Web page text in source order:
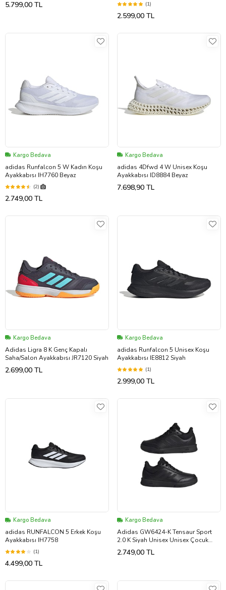
5.799,00 TL (1)
2.599,00 TL
Kargo Bedava
adidas Runfalcon 5 W Kadın Koşu
Ayakkabısı IH7760 Beyaz
(2)
2.749,00 TL
Kargo Bedava
adidas 4Dfwd 4 W Unisex Koşu
Ayakkabısı ID8884 Beyaz
7.698,90 TL
Kargo Bedava
Adidas Ligra 8 K Genç Kapalı
Saha/Salon Ayakkabısı JR7120 Siyah
2.699,00 TL
Kargo Bedava
adidas Runfalcon 5 Unisex Koşu
Ayakkabısı IE8812 Siyah
(1)
2.999,00 TL
Kargo Bedava
adidas RUNFALCON 5 Erkek Koşu
Ayakkabısı IH7758
(1)
4.499,00 TL
Kargo Bedava
Adidas GW6424-K Tensaur Sport
2.0 K Siyah Unisex Unisex Çocuk
Unisex Çocuk
2.749,00 TL